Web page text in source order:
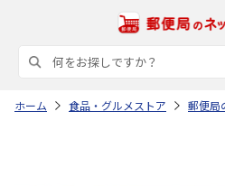
ホーム 食品・グルメストア 郵便局